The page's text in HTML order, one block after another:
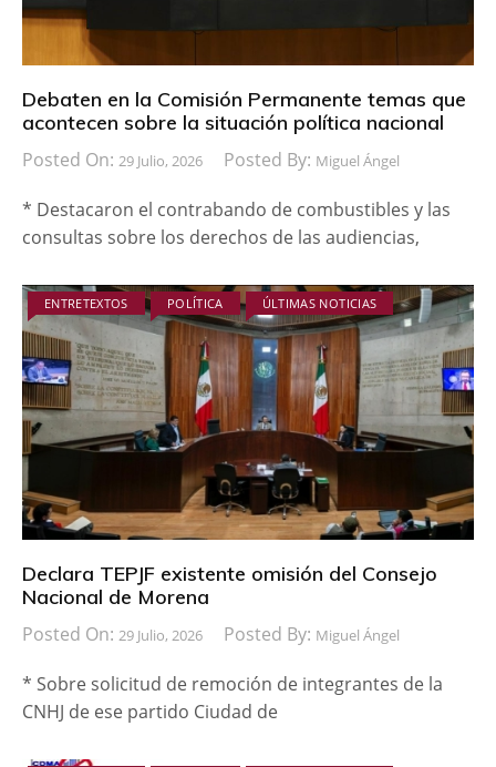
Debaten en la Comisión Permanente temas que
acontecen sobre la situación política nacional
Posted On: 29 Julio, 2026 Posted By: Miguel Ángel
* Destacaron el contrabando de combustibles y las
consultas sobre los derechos de las audiencias,
ENTRETEXTOS POLÍTICA ÚLTIMAS NOTICIAS
Declara TEPJF existente omisión del Consejo
Nacional de Morena
Posted On: 29 Julio, 2026 Posted By: Miguel Ángel
* Sobre solicitud de remoción de integrantes de la
CNHJ de ese partido Ciudad de